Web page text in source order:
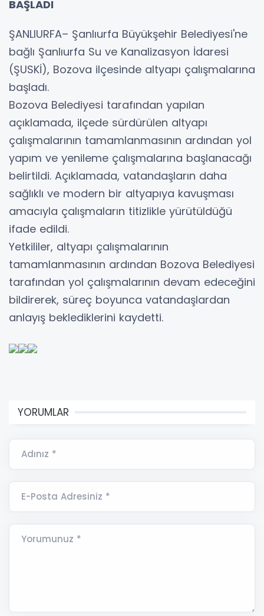
BAŞLADI
ŞANLIURFA– Şanlıurfa Büyükşehir Belediyesi'ne
bağlı Şanlıurfa Su ve Kanalizasyon İdaresi
(ŞUSKİ), Bozova ilçesinde altyapı çalışmalarına
başladı.
Bozova Belediyesi tarafından yapılan
açıklamada, ilçede sürdürülen altyapı
çalışmalarının tamamlanmasının ardından yol
yapım ve yenileme çalışmalarına başlanacağı
belirtildi. Açıklamada, vatandaşların daha
sağlıklı ve modern bir altyapıya kavuşması
amacıyla çalışmaların titizlikle yürütüldüğü
ifade edildi.
Yetkililer, altyapı çalışmalarının
tamamlanmasının ardından Bozova Belediyesi
tarafından yol çalışmalarının devam edeceğini
bildirerek, süreç boyunca vatandaşlardan
anlayış beklediklerini kaydetti.
YORUMLAR
Adınız *
E-Posta Adresiniz *
Yorumunuz *